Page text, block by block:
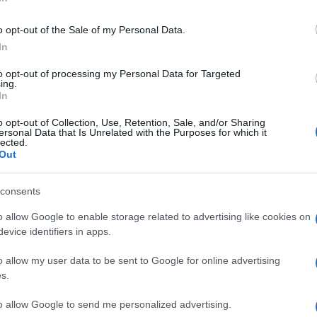
opt-out of the Sale of my Personal Data.
opt-out of processing my Personal Data for Targeted
opt-out of Collection, Use, Retention, Sale, and/or Sharing
Data that Is Unrelated with the Purposes for which it
allow Google to enable storage related to advertising like cookies on
identifiers in apps.
allow my user data to be sent to Google for online advertising
allow Google to send me personalized advertising.
v prostor, kjer je izvajalec del hranil različni gradbeni
gradbenega materiala.
kazensko odgovoren za javno spodbujanje sovraštva, nasilja ali